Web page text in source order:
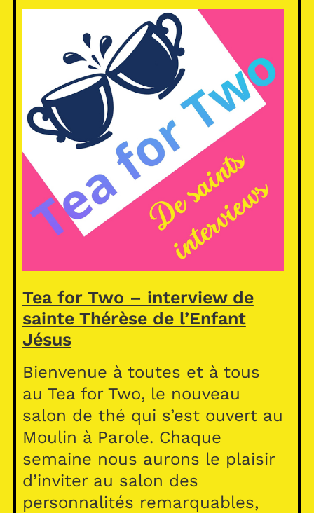
Tea for Two – interview de
sainte Thérèse de l’Enfant
Jésus
Bienvenue à toutes et à tous
au Tea for Two, le nouveau
salon de thé qui s’est ouvert au
Moulin à Parole. Chaque
semaine nous aurons le plaisir
d’inviter au salon des
personnalités remarquables,